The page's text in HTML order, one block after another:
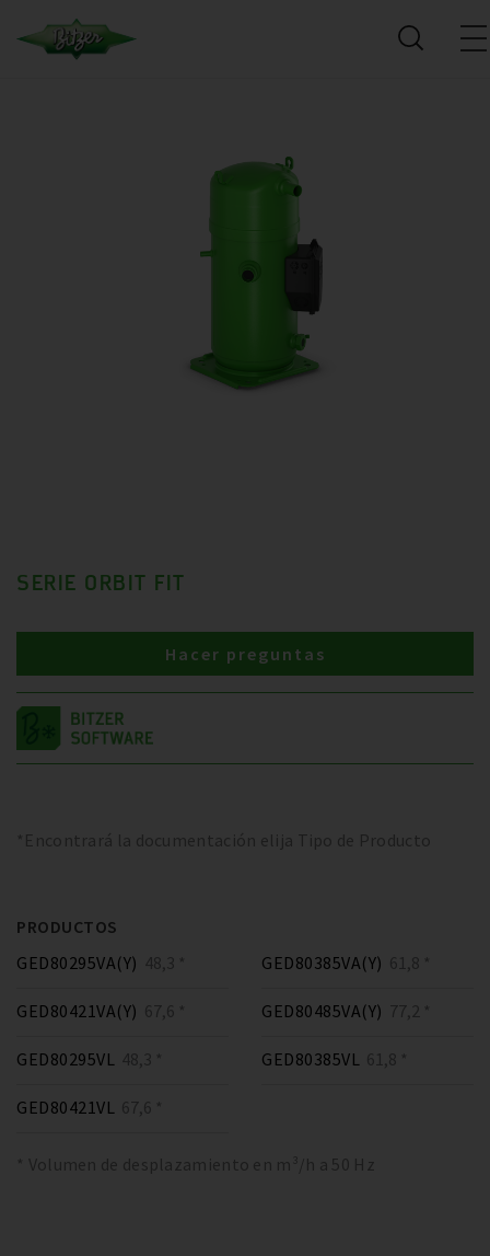
SERIE ORBIT FIT
Hacer preguntas
*Encontrará la documentación elija Tipo de Producto
PRODUCTOS
GED80295VA(Y) 48,3 * GED80385VA(Y) 61,8 *
GED80421VA(Y) 67,6 * GED80485VA(Y) 77,2 *
GED80295VL 48,3 * GED80385VL 61,8 *
GED80421VL 67,6 *
* Volumen de desplazamiento en m³/h a 50 Hz